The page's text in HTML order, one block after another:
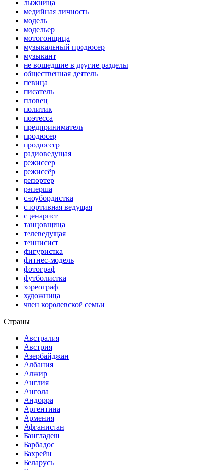
лыжница
медийная личность
модель
модельер
мотогонщица
музыкальный продюсер
музыкант
не вошедшие в другие разделы
общественная деятель
певица
писатель
пловец
политик
поэтесса
предприниматель
продюсер
продюссер
радиоведущая
режиссер
режиссёр
репортер
рэперша
сноубордистка
спортивная ведущая
сценарист
танцовщица
телеведущая
теннисист
фигуристка
фитнес-модель
фотограф
футболистка
хореограф
художница
член королевской семьи
Страны
Австралия
Австрия
Азербайджан
Албания
Алжир
Англия
Ангола
Андорра
Аргентина
Армения
Афганистан
Бангладеш
Барбадос
Бахрейн
Беларусь